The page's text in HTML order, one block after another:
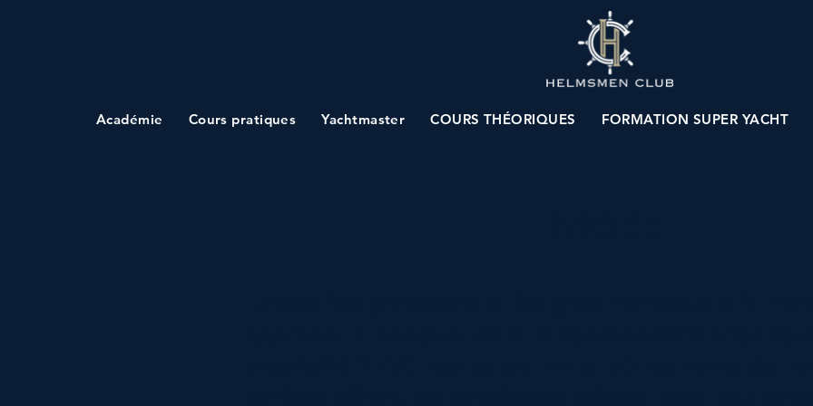
Académie Cours pratiques Yachtmaster COURS THÉORIQUES FORMATION SUPER YACHT